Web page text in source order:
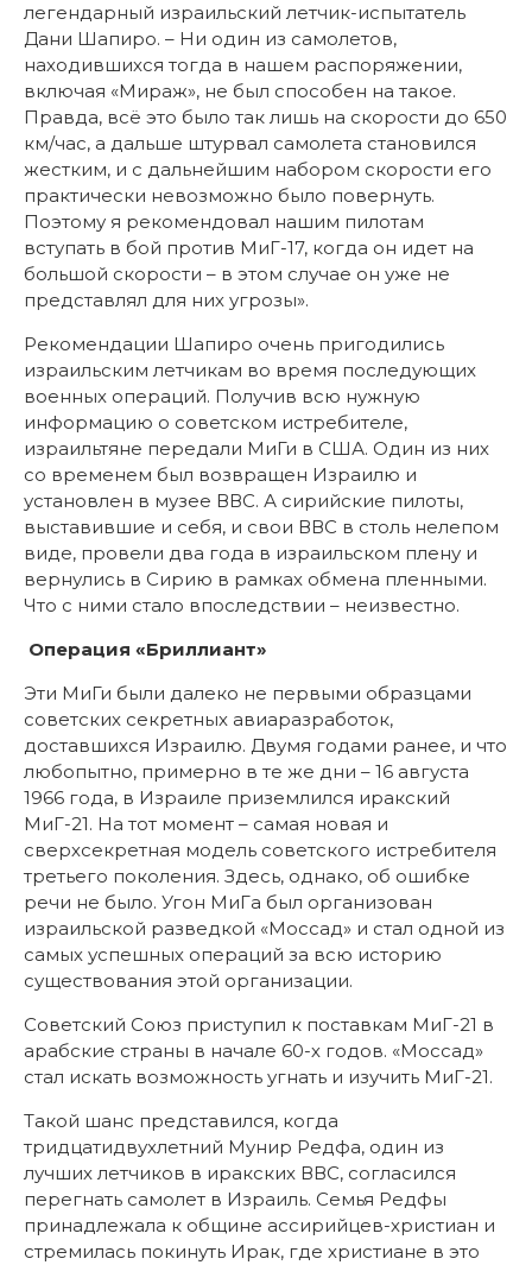
легендарный израильский летчик-испытатель
Дани Шапиро. – Ни один из самолетов,
находившихся тогда в нашем распоряжении,
включая «Мираж», не был способен на такое.
Правда, всё это было так лишь на скорости до 650
км/час, а дальше штурвал самолета становился
жестким, и с дальнейшим набором скорости его
практически невозможно было повернуть.
Поэтому я рекомендовал нашим пилотам
вступать в бой против МиГ-17, когда он идет на
большой скорости – в этом случае он уже не
представлял для них угрозы».
Рекомендации Шапиро очень пригодились
израильским летчикам во время последующих
военных операций. Получив всю нужную
информацию о советском истребителе,
израильтяне передали МиГи в США. Один из них
со временем был возвращен Израилю и
установлен в музее ВВС. А сирийские пилоты,
выставившие и себя, и свои ВВС в столь нелепом
виде, провели два года в израильском плену и
вернулись в Сирию в рамках обмена пленными.
Что с ними стало впоследствии – неизвестно.
Операция «Бриллиант»
Эти МиГи были далеко не первыми образцами
советских секретных авиаразработок,
доставшихся Израилю. Двумя годами ранее, и что
любопытно, примерно в те же дни – 16 августа
1966 года, в Израиле приземлился иракский
МиГ-21. На тот момент – самая новая и
сверхсекретная модель советского истребителя
третьего поколения. Здесь, однако, об ошибке
речи не было. Угон МиГа был организован
израильской разведкой «Моссад» и стал одной из
самых успешных операций за всю историю
существования этой организации.
Советский Союз приступил к поставкам МиГ-21 в
арабские страны в начале 60-х годов. «Моссад»
стал искать возможность угнать и изучить МиГ-21.
Такой шанс представился, когда
тридцатидвухлетний Мунир Редфа, один из
лучших летчиков в иракских ВВС, согласился
перегнать самолет в Израиль. Семья Редфы
принадлежала к общине ассирийцев-христиан и
стремилась покинуть Ирак, где христиане в это